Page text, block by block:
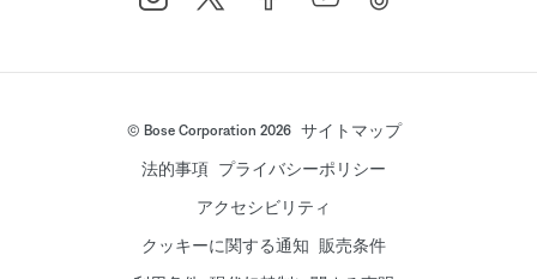
© Bose Corporation 2026
サイトマップ
法的事項 プライバシーポリシー
アクセシビリティ
クッキーに関する通知 販売条件